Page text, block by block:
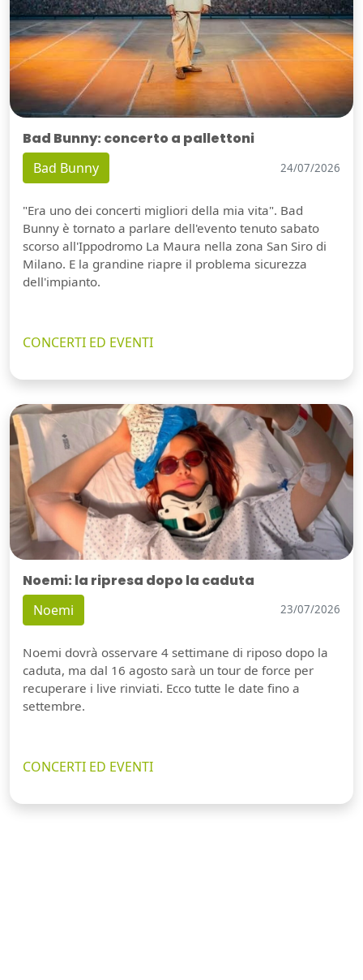
Bad Bunny: concerto a pallettoni
Bad Bunny 24/07/2026
"Era uno dei concerti migliori della mia vita". Bad
Bunny è tornato a parlare dell'evento tenuto sabato
scorso all'Ippodromo La Maura nella zona San Siro di
Milano. E la grandine riapre il problema sicurezza
dell'impianto.
CONCERTI ED EVENTI
Noemi: la ripresa dopo la caduta
Noemi 23/07/2026
Noemi dovrà osservare 4 settimane di riposo dopo la
caduta, ma dal 16 agosto sarà un tour de force per
recuperare i live rinviati. Ecco tutte le date fino a
settembre.
CONCERTI ED EVENTI